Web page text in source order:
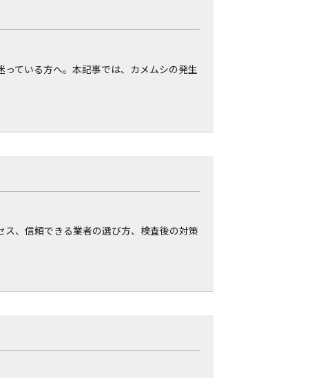
ている方へ。本記事では、カメムシの発生
、信頼できる業者の選び方、検査後の対策